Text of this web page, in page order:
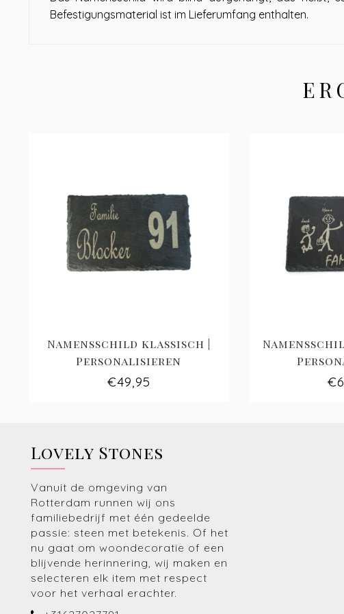
Befestigungsmaterial ist im Lieferumfang enthalten.
Namensschild klassisch |
Personalisieren
€49,95
Lovely Stones
Vanuit de omgeving van
Rotterdam runnen wij ons
familiebedrijf met één gedeelde
passie: steen met betekenis. Of het
nu gaat om woondecoratie of een
blijvende herinnering, wij maken en
selecteren elk item met respect
voor het verhaal erachter.